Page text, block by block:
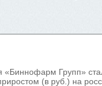
«Биннофарм Групп»
(в руб.) на